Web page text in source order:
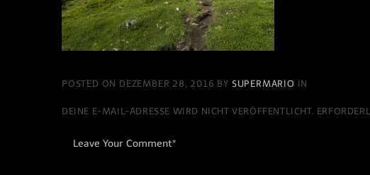
POSTED ON DEZEMBER 28, 2016 BY SUPERMARIO IN
DEINE E-MAIL-ADRESSE WIRD NICHT VERÖFFENTLICHT.